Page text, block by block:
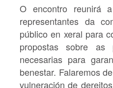
O encontro reunirá
representantes da
público en xeral para
propostas sobre as
necesarias para
benestar. Falar​emos
vulneración de